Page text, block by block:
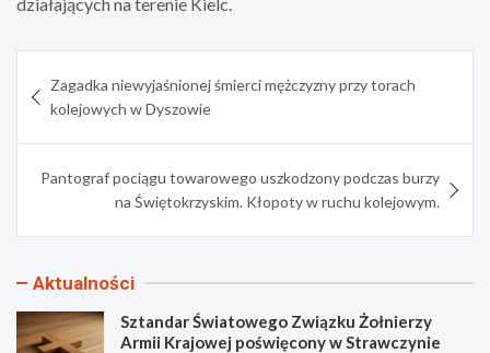
wpisu
Zagadka niewyjaśnionej śmierci mężczyzny przy torach
kolejowych w Dyszowie
Pantograf pociągu towarowego uszkodzony podczas burzy
na Świętokrzyskim. Kłopoty w ruchu kolejowym.
Aktualności
Sztandar Światowego Związku Żołnierzy
Armii Krajowej poświęcony w Strawczynie